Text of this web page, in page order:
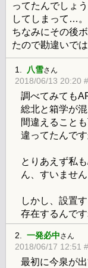
ってたんでしょ
してしまって…。
ちなみにその後
たので勘違いで
1. 八雪さん
2018/06/13 20:20
調べてみても
総北と箱学が
間違えること
違ってたんです
とりあえず私
ん、すいません
しかし、設置
存在するんで
2. 一発必中さん
2018/06/17 12:51
最初に今泉が